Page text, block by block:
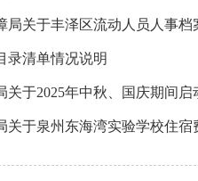
局关于丰泽区流动人员人事
录清单情况说明
关于2025年中秋、国庆期间
关于泉州东海湾实验学校住